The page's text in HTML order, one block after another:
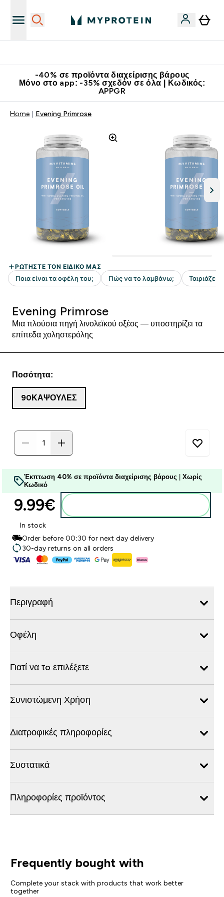
-40% σε προϊόντα διαχείρισης βάρους
Μόνο στο app: -35% σχεδόν σε όλα | Κωδικός:
APPGR
Home Evening Primrose
Evening Primrose
Μια πλούσια πηγή λινολεϊκού οξέος — υποστηρίζει τα
επίπεδα χοληστερόλης
Ποσότητα:
90ΚΆΨΟΥΛΕΣ
Έκπτωση 40% σε προϊόντα διαχείρισης βάρους
Χωρίς
Κωδικό
9.99€‎
In stock
Order before 00:30 for next day delivery
30-day returns on all orders
Περιγραφή
Οφέλη
Γιατί να τo επιλέξετε
Συνιστώμενη Χρήση
Διατροφικές πληροφορίες
Συστατικά
Πληροφορίες προϊόντος
Frequently bought with
Complete your stack with products that work better
together